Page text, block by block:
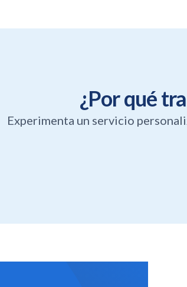
¿Por qué
Experimenta un servicio